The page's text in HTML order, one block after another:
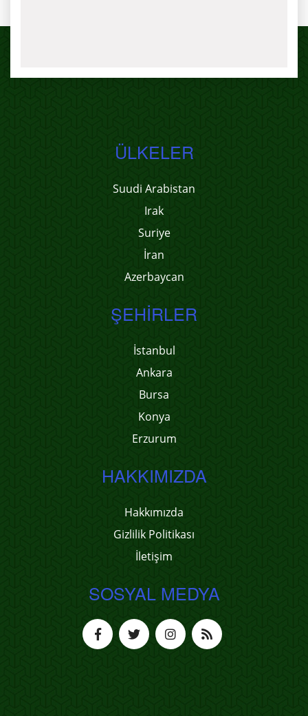
ÜLKELER
Suudi Arabistan
Irak
Suriye
İran
Azerbaycan
ŞEHIRLER
İstanbul
Ankara
Bursa
Konya
Erzurum
HAKKIMIZDA
Hakkımızda
Gizlilik Politikası
İletişim
SOSYAL MEDYA